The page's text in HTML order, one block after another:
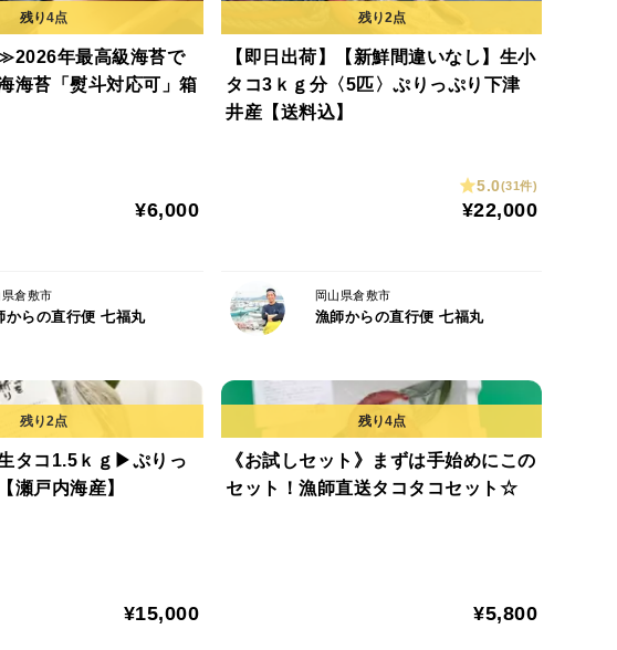
年最高級海苔で
海苔「熨斗対応可」箱
¥6,000
県倉敷市
からの直行便 七福丸
【即日出荷】【新鮮間違いなし】生小
タコ3ｋｇ分〈5匹〉ぷりっぷり下津
井産【送料込】
5.0(31件)
¥22,000
岡山県倉敷市
漁師からの直行便 七福丸
生タコ1.5ｋｇ▶ぷりっ
瀬戸内海産】
¥15,000
《お試しセット》まずは手始めにこの
セット！漁師直送タコタコセット☆
¥5,800